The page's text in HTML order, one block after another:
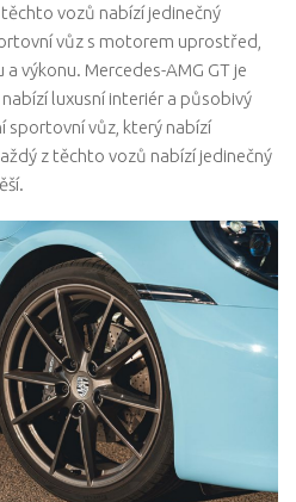
těchto vozů nabízí jedinečný
vůz s motorem uprostřed,
výkonu. Mercedes-AMG GT je
luxusní interiér a působivý
sportovní vůz, který nabízí
z těchto vozů nabízí jedinečný